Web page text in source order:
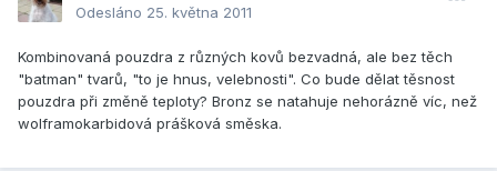
Odesláno 25. května 2011
Kombinovaná pouzdra z různých kovů bezvadná, ale bez těch
"batman" tvarů, "to je hnus, velebnosti". Co bude dělat těsnost
pouzdra při změně teploty? Bronz se natahuje nehorázně víc, než
wolframokarbidová prášková směska.